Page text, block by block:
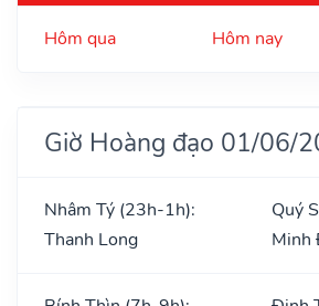
Hôm qua Hôm nay
Giờ Hoàng đạo 01/06/
Nhâm Tý (23h-1h):
Thanh Long
Quý
Minh